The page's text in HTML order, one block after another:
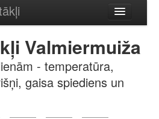
Valmiermuiža
- temperatūra,
gaisa spiediens un